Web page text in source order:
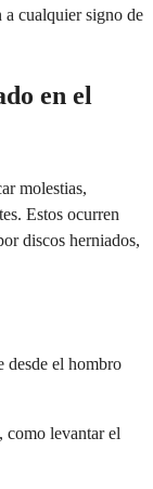
a cualquier signo de
en el
molestias,
Estos ocurren
discos herniados,
desde el hombro
como levantar el